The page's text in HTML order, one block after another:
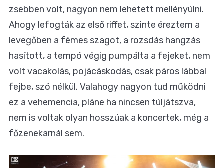
zsebben volt, nagyon nem lehetett mellényúlni.
Ahogy lefogták az első riffet, szinte éreztem a
levegőben a fémes szagot, a rozsdás hangzás
hasított, a tempó végig pumpálta a fejeket, nem
volt vacakolás, pojácáskodás, csak páros lábbal
fejbe, szó nélkül. Valahogy nagyon tud működni
ez a vehemencia, pláne ha nincsen túljátszva,
nem is voltak olyan hosszúak a koncertek, még a
főzenekarnál sem.